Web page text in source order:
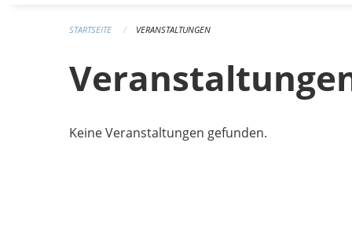
STARTSEITE VERANSTALTUNGEN
Keine Veranstaltungen gefunden.